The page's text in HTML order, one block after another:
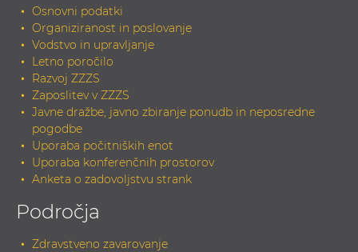
Osnovni podatki
Organiziranost in poslovanje
Vodstvo in upravljanje
Letno poročilo
Razvoj ZZZS
Zaposlitev v ZZZS
Javne dražbe, javno zbiranje ponudb in neposredne
pogodbe
Uporaba počitniških enot
Uporaba konferenčnih prostorov
Anketa o zadovoljstvu strank
Področja
Zdravstveno zavarovanje